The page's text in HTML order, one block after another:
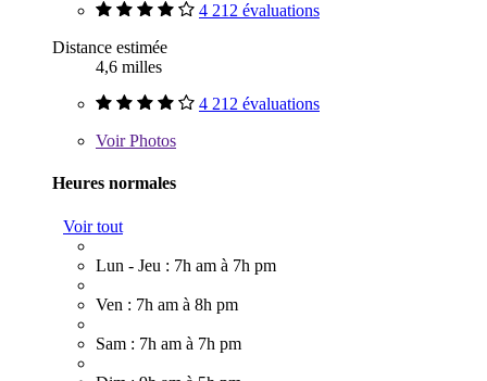
4 212 évaluations
Distance estimée
4,6 milles
4 212 évaluations
VoirPhotos
Heures normales
Voir tout
Lun - Jeu : 7h am à 7h pm
Ven : 7h am à 8h pm
Sam : 7h am à 7h pm